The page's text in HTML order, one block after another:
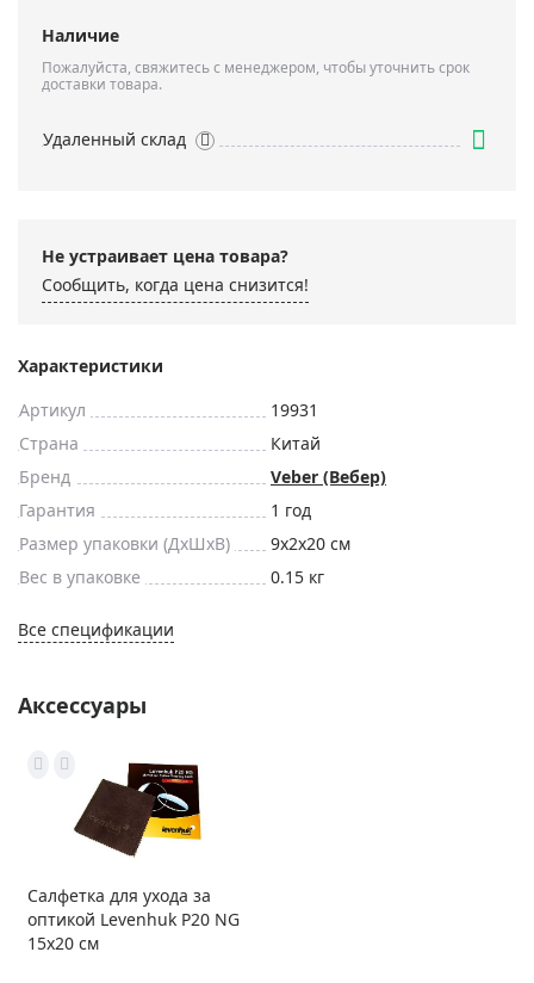
Наличие
Пожалуйста, свяжитесь с менеджером, чтобы уточнить срок
доставки товара.
Удаленный склад
Не устраивает цена товара?
Сообщить, когда цена снизится!
Характеристики
Артикул
19931
Страна
Китай
Бренд
Veber (Вебер)
Гарантия
1 год
Размер упаковки (ДxШxВ)
9x2x20 см
Вес в упаковке
0.15 кг
Все спецификации
Аксессуары
Салфетка для ухода за
оптикой Levenhuk P20 NG
15x20 см